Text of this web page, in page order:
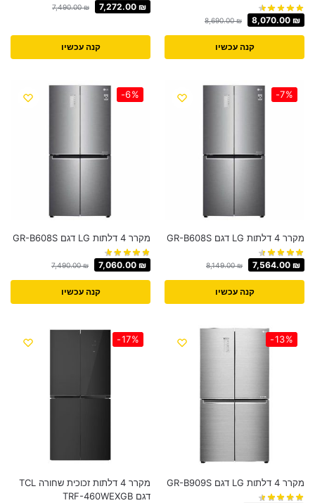
8,690.00₪ 8,070.00 ₪
קנה עכשיו
7,490.00₪ 7,272.00 ₪
קנה עכשיו
-7%
מקרר 4 דלתות LG דגם GR-B608S
8,149.00₪ 7,564.00 ₪
קנה עכשיו
-6%
מקרר 4 דלתות LG דגם GR-B608S
7,490.00₪ 7,060.00 ₪
קנה עכשיו
-13%
מקרר 4 דלתות LG דגם GR-B909S
-17%
מקרר 4 דלתות זכוכית שחורה TCL
דגם TRF-460WEXGB